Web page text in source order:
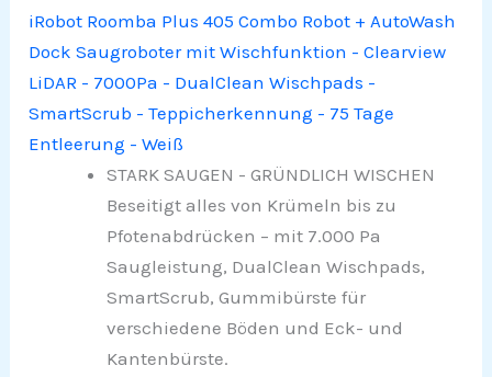
iRobot Roomba Plus 405 Combo Robot + AutoWash
Dock Saugroboter mit Wischfunktion - Clearview
LiDAR - 7000Pa - DualClean Wischpads -
SmartScrub - Teppicherkennung - 75 Tage
Entleerung - Weiß
STARK SAUGEN - GRÜNDLICH WISCHEN
Beseitigt alles von Krümeln bis zu
Pfotenabdrücken – mit 7.000 Pa
Saugleistung, DualClean Wischpads,
SmartScrub, Gummibürste für
verschiedene Böden und Eck- und
Kantenbürste.